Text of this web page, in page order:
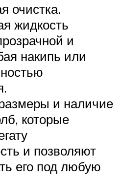
очистка.
жидкость
и
накипь или
и наличие
которые
и позволяют
его под любую